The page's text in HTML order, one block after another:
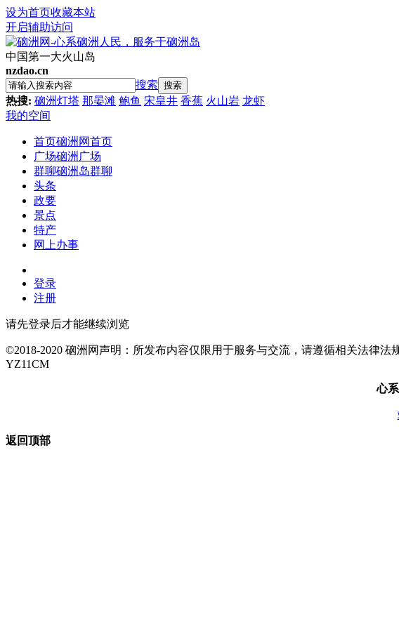
设为首页收藏本站
开启辅助访问
中国第一大火山岛
nzdao.cn
搜索 搜索
热搜: 硇洲灯塔 那晏滩 鲍鱼 宋皇井 香蕉 火山岩 龙虾
我的空间
首页硇洲网首页
广场硇洲广场
群聊硇洲岛群聊
头条
政要
景点
特产
网上办事
登录
注册
请先登录后才能继续浏览
©2018-2020 硇洲网声明：所发布内容仅限用于服务与交流，请遵循相关法律
YZ11CM
心
返回顶部